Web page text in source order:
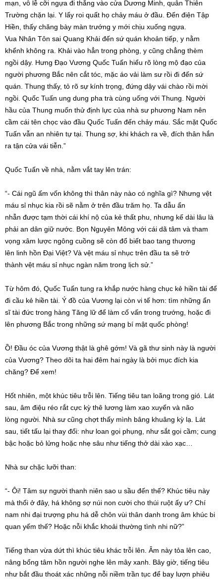
mạn, vô lễ cỡi ngựa đi thẳng vào cửa Dương Minh, quân Thiên
Trường chặn lại. Y lấy roi quất họ chảy máu ở đầu. Đến điện Tập
Hiền, thấy chăng bày màn trướng y mới chịu xuống ngựa.
Vua Nhân Tôn sai Quang Khải đến sứ quán khoản tiếp, y nằm
khểnh không ra. Khải vào hẳn trong phòng, y cũng chẳng thèm
ngồi dậy. Hưng Đạo Vương Quốc Tuấn hiểu rõ lòng mộ đạo của
người phương Bắc nên cắt tóc, mặc áo vải làm sư rồi đi đến sứ
quán. Thung thấy, tỏ rõ sự kính trọng, đứng dậy vái chào rồi mời
ngồi. Quốc Tuấn ung dung pha trà cùng uống với Thung. Người
hầu của Thung muốn thử định lực của nhà sư phương Nam nên
cầm cái tên chọc vào đầu Quốc Tuấn đến chảy máu. Sắc mặt Quốc
Tuấn vẫn an nhiên tự tại. Thung sợ, khi khách ra về, đích thân hắn
ra tận cửa vái tiễn.”
Quốc Tuấn về nhà, nằm vắt tay lên trán:
“- Cái ngũ ấm vốn không thì thân này nào có nghĩa gì? Nhưng vệt
máu sỉ nhục kia rồi sẽ nằm ở trên đầu trăm họ. Ta dẫu ẩn
nhẫn được tạm thời cái khí nộ của kẻ thất phu, nhưng kế dài lâu là
phải an dân giữ nước. Bọn Nguyên Mông với cái dã tâm và tham
vọng xâm lược ngông cuồng sẽ còn đổ biết bao tang thương
lên linh hồn Đại Việt? Và vệt máu sỉ nhục trên đầu ta sẽ trở
thành vệt máu sỉ nhục ngàn năm trong lịch sử.”
Từ hôm đó, Quốc Tuấn tung ra khắp nước hàng chục kẻ hiền tài để
đi cầu kẻ hiền tài. Ý đồ của Vương lại còn vi tế hơn: tìm những ẩn
sĩ tài đức trong hàng Tăng lữ để làm cố vấn trong trướng, hoặc đi
lên phương Bắc trong những sứ mạng bí mật quốc phòng!
Ồ! Đầu óc của Vương thật là ghê gớm! Và gã thư sinh này là người
của Vương? Theo dõi ta hai đêm hai ngày là bởi mục đích kia
chăng? Để xem!
Hốt nhiên, một khúc tiêu trỗi lên. Tiếng tiêu tan loãng trong gió. Lát
sau, âm điệu réo rắt cực kỳ thê lương làm xao xuyến và não
lòng người. Nhà sư cũng chợt thấy mình bâng khuâng kỳ lạ. Lát
sau, tiết tấu lại thay đổi: như loan gọi phụng, như sắt gọi cầm; cung
bậc hoặc bỏ lửng hoặc nhẹ sâu như tiếng thở dài xào xạc…
Nhà sư chặc lưỡi than:
“- Ôi! Tâm sự người thanh niên sao u sầu đến thế? Khúc tiêu này
mà thổi ở đây, há không sợ núi non cười cho thúi ruột ấy ư? Chí
nam nhi đại trượng phu há dễ chôn vùi thân danh trong âm khúc bi
quan yếm thế? Hoặc nỗi khắc khoải thường tình nhi nữ?”
Tiếng than vừa dứt thì khúc tiêu khác trỗi lên. Âm này tỏa lên cao,
nâng bổng tâm hồn người nghe lên mây xanh. Bây giờ, tiếng tiêu
như bắt đầu thoát xác những nỗi niềm trần tục để bay lượn phiêu